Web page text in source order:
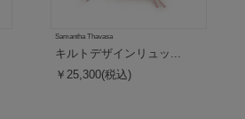
Samantha Thavasa
キルトデザインリュッ...
￥25,300(税込)